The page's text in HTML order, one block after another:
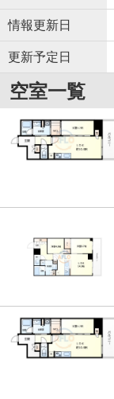
情報更新日
更新予定日
空室一覧